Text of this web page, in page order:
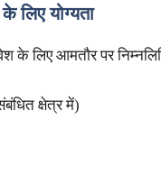
लिए योग्यता
लिए आमतौर पर
क्षेत्र में)